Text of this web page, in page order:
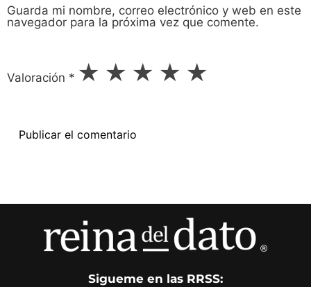
Guarda mi nombre, correo electrónico y web en este
navegador para la próxima vez que comente.
Valoración * ★
★
★
★
★
Sigueme en las RRSS: